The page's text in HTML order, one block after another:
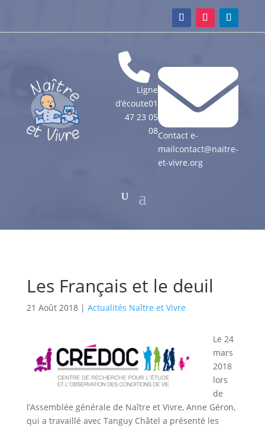
Ligne
d’écoute01
47 23 05
08Contact e-
mailcontact@naitre-
et-vivre.org
Les Français et le deuil
21 Août 2018| Actualités Naître et Vivre
Le 24
mars
2018
lors
de
l’Assemblée générale de Naître et Vivre, Anne Géron,
qui a travaillé avec Tanguy Châtel a présenté les